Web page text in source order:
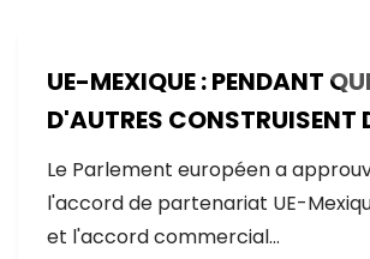
UE-MEXIQUE : PENDANT
D'AUTRES CONSTRUISENT
L'EUROPE CONSTRUIT DES
Le Parlement européen a
l'accord de partenariat UE-
et l'accord commercial…